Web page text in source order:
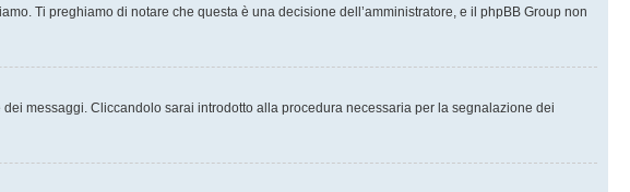
Ti preghiamo di notare che questa è una decisione dell’amministratore, e il phpBB Group non
messaggi. Cliccandolo sarai introdotto alla procedura necessaria per la segnalazione dei